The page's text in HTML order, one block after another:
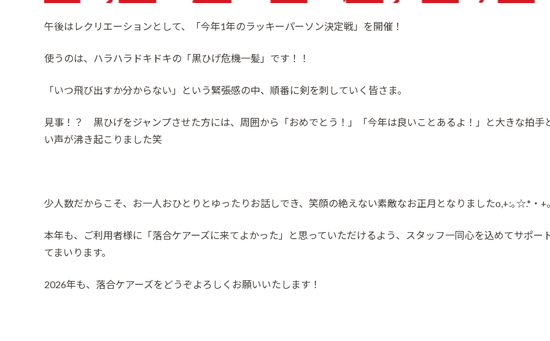
​午後はレクリエーションとして、「今年1年のラッキーパーソン決定戦」を開催！
使うのは、ハラハラドキドキの「黒ひげ危機一髪」です！！
​「いつ飛び出すか分からない」という緊張感の中、順番に剣を刺していく皆さま。
見事！？ 黒ひげをジャンプさせた方には、周囲から「おめでとう！」「今年は良いことあるよ！」と大きな拍手
い声が沸き起こりました笑
​少人数だからこそ、お一人おひとりとゆったりお話しでき、笑顔の絶えない素敵なお正月となりましたo,+:｡☆.*・+｡
本年も、ご利用者様に「落合ケアーズに来てよかった」と思っていただけるよう、スタッフ一同心を込めてサポー
てまいります。
​2026年も、落合ケアーズをどうぞよろしくお願いいたします！